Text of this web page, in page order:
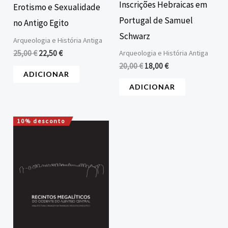
Erotismo e Sexualidade
no Antigo Egito
Arqueologia e História Antiga
25,00€ 22,50€
ADICIONAR
Inscrições Hebraicas em
Portugal de Samuel
Schwarz
Arqueologia e História Antiga
20,00€ 18,00€
ADICIONAR
10% desconto
O
16,00 €.
O
14,40 €.